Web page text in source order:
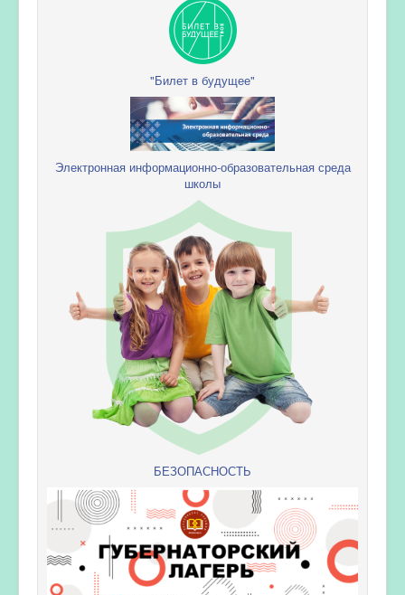
"Билет в будущее"
Электронная информационно-образовательная среда
школы
БЕЗОПАСНОСТЬ